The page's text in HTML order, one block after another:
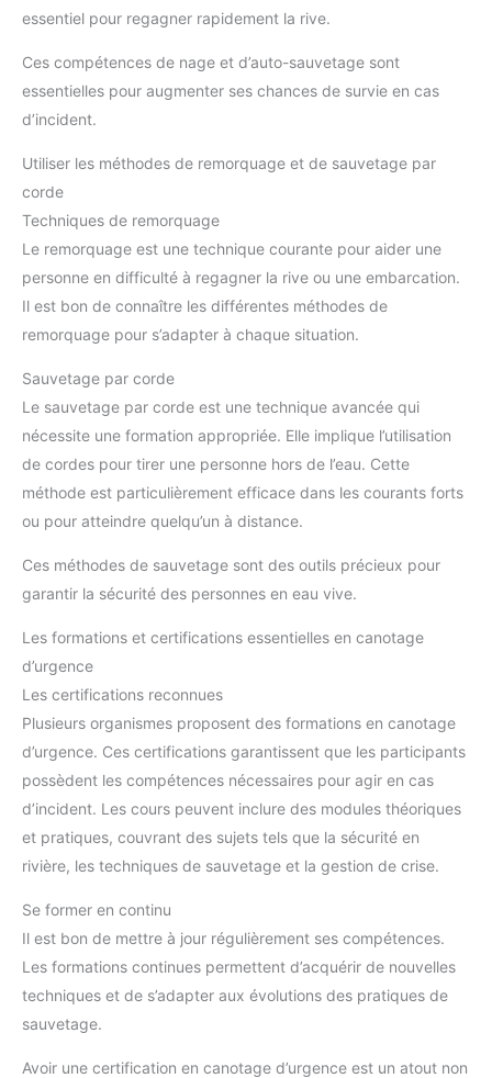
essentiel pour regagner rapidement la rive.
Ces compétences de nage et d’auto-sauvetage sont
essentielles pour augmenter ses chances de survie en cas
d’incident.
Utiliser les méthodes de remorquage et de sauvetage par
corde
Techniques de remorquage
Le remorquage est une technique courante pour aider une
personne en difficulté à regagner la rive ou une embarcation.
Il est bon de connaître les différentes méthodes de
remorquage pour s’adapter à chaque situation.
Sauvetage par corde
Le sauvetage par corde est une technique avancée qui
nécessite une formation appropriée. Elle implique l’utilisation
de cordes pour tirer une personne hors de l’eau. Cette
méthode est particulièrement efficace dans les courants forts
ou pour atteindre quelqu’un à distance.
Ces méthodes de sauvetage sont des outils précieux pour
garantir la sécurité des personnes en eau vive.
Les formations et certifications essentielles en canotage
d’urgence
Les certifications reconnues
Plusieurs organismes proposent des formations en canotage
d’urgence. Ces certifications garantissent que les participants
possèdent les compétences nécessaires pour agir en cas
d’incident. Les cours peuvent inclure des modules théoriques
et pratiques, couvrant des sujets tels que la sécurité en
rivière, les techniques de sauvetage et la gestion de crise.
Se former en continu
Il est bon de mettre à jour régulièrement ses compétences.
Les formations continues permettent d’acquérir de nouvelles
techniques et de s’adapter aux évolutions des pratiques de
sauvetage.
Avoir une certification en canotage d’urgence est un atout non